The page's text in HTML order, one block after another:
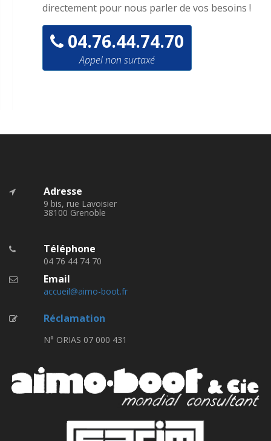
directement pour nous parler de vos besoins !
04.76.44.74.70
Appel non surtaxé
Adresse
9 bis, rue Lavoisier
38100 Grenoble
Téléphone
04 76 44 74 70
Email
accueil@aimo-boot.fr
Réclamation
N° ORIAS 07 000 431